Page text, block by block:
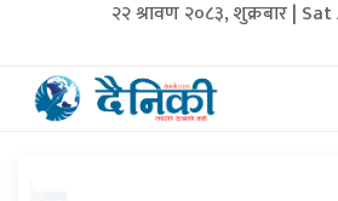
२२ श्रावण २०८३, शुक्रबार |